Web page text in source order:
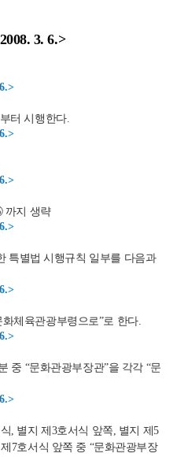
3. 6.>
터 시행한다.
까지 생략
특별법 시행규칙 일부를 다음과
체육관광부령으로”로 한다.
중 “문화관광부장관”을 각각 “문
, 별지 제3호서식 앞쪽, 별지 제5
7호서식 앞쪽 중 “문화관광부장